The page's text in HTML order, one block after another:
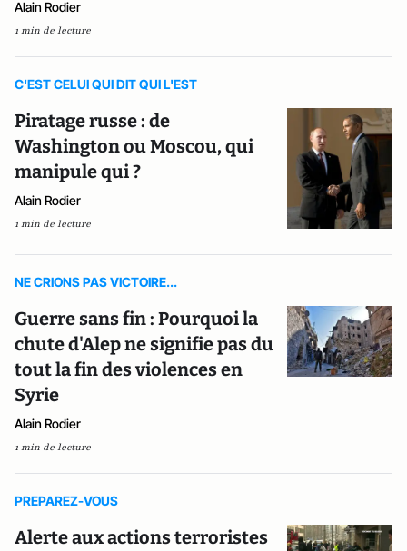
Alain Rodier
1 min de lecture
C'EST CELUI QUI DIT QUI L'EST
Piratage russe : de
Washington ou Moscou, qui
manipule qui ?
Alain Rodier
1 min de lecture
NE CRIONS PAS VICTOIRE...
Guerre sans fin : Pourquoi la
chute d'Alep ne signifie pas du
tout la fin des violences en
Syrie
Alain Rodier
1 min de lecture
PREPAREZ-VOUS
Alerte aux actions terroristes